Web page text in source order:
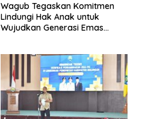
Wagub Tegaskan Komitmen
Lindungi Hak Anak untuk
Wujudkan Generasi Emas